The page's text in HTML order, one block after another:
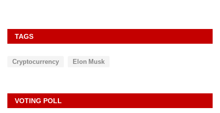
TAGS
Cryptocurrency Elon Musk
VOTING POLL